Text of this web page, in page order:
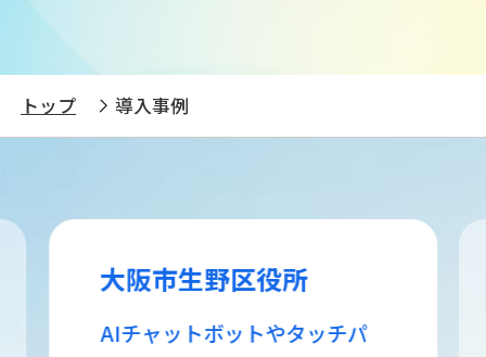
トップ 導入事例
京都市 14区役所・支
所